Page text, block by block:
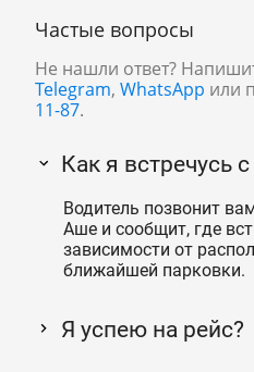
Частые вопросы
Не нашли ответ?
Telegram, WhatsApp или
11-87.
Как я встречусь
Водитель позвонит
Аше и сообщит, где
зависимости от
ближайшей парковки.
Я успею на рейс?